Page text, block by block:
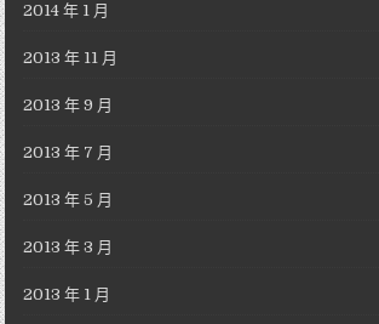
2014 年 1 月
2013 年 11 月
2013 年 9 月
2013 年 7 月
2013 年 5 月
2013 年 3 月
2013 年 1 月